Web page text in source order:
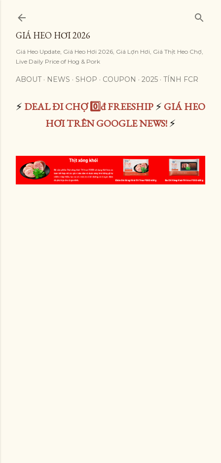
GIÁ HEO HƠI 2026
Giá Heo Update, Giá Heo Hơi 2026, Giá Lợn Hơi, Giá Thịt Heo Chợ,
Live Daily Price of Hog & Pork
ABOUT NEWS SHOP COUPON 2025 TÍNH FCR
⚡ DEAL ĐI CHỢ 0️⃣đ FREESHIP⚡ GIÁ HEO
HƠI TRÊN GOOGLE NEWS!⚡